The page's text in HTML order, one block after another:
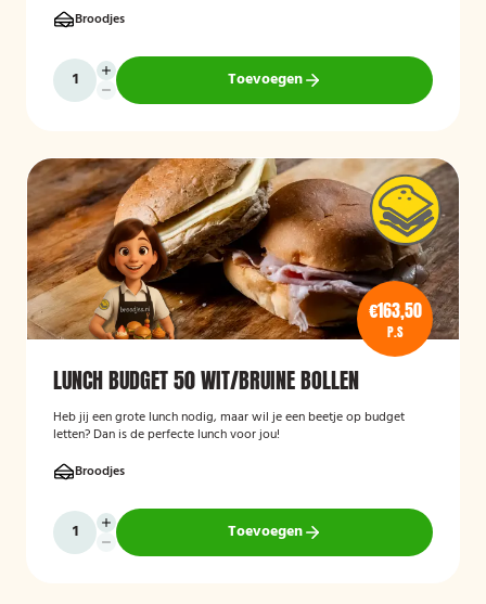
Broodjes
Toevoegen
€163,50
P.S
LUNCH BUDGET 50 WIT/BRUINE BOLLEN
Heb jij een grote lunch nodig, maar wil je een beetje op budget
letten? Dan is de perfecte lunch voor jou!
Broodjes
Toevoegen